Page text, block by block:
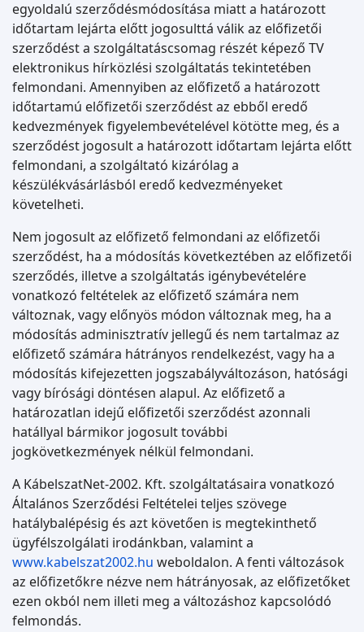
egyoldalú szerződésmódosítása miatt a határozott
időtartam lejárta előtt jogosulttá válik az előfizetői
szerződést a szolgáltatáscsomag részét képező TV
elektronikus hírközlési szolgáltatás tekintetében
felmondani. Amennyiben az előfizető a határozott
időtartamú előfizetői szerződést az ebből eredő
kedvezmények figyelembevételével kötötte meg, és a
szerződést jogosult a határozott időtartam lejárta előtt
felmondani, a szolgáltató kizárólag a
készülékvásárlásból eredő kedvezményeket
követelheti.
Nem jogosult az előfizető felmondani az előfizetői
szerződést, ha a módosítás következtében az előfizetői
szerződés, illetve a szolgáltatás igénybevételére
vonatkozó feltételek az előfizető számára nem
változnak, vagy előnyös módon változnak meg, ha a
módosítás adminisztratív jellegű és nem tartalmaz az
előfizető számára hátrányos rendelkezést, vagy ha a
módosítás kifejezetten jogszabályváltozáson, hatósági
vagy bírósági döntésen alapul. Az előfizető a
határozatlan idejű előfizetői szerződést azonnali
hatállyal bármikor jogosult további
jogkövetkezmények nélkül felmondani.
A KábelszatNet-2002. Kft. szolgáltatásaira vonatkozó
Általános Szerződési Feltételei teljes szövege
hatálybalépésig és azt követően is megtekinthető
ügyfélszolgálati irodánkban, valamint a
www.kabelszat2002.hu weboldalon. A fenti változások
az előfizetőkre nézve nem hátrányosak, az előfizetőket
ezen okból nem illeti meg a változáshoz kapcsolódó
felmondás.